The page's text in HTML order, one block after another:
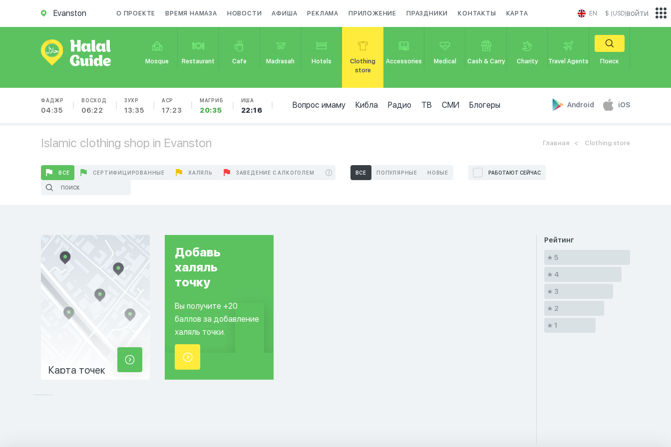
Evanston О ПРОЕКТЕ ВРЕМЯ НАМАЗА НОВОСТИ АФИША РЕКЛАМА ПРИЛОЖЕНИЕ ПРАЗДНИКИ КОНТАКТЫ КАРТА EN $ (USD)
Mosque Restaurant Cafe Madrasah Hotels
Clothing
store
Accessories Medical Cash & Carry Charity Travel Agents Поиск
ФАДЖР
04:35
ВОСХОД
06:22
ЗУХР
13:35
АСР
17:23
МАГРИБ
20:35
ИША
22:16
Вопрос имаму Кибла Радио ТВ СМИ Блогеры Android iOS
войти
Islamic clothing shop in Evanston Главная Clothing store
ВСЕ СЕРТИФИЦИРОВАННЫЕ ХАЛЯЛЬ ЗАВЕДЕНИЕ С АЛКОГОЛЕМ ВСЕ ПОПУЛЯРНЫЕ НОВЫЕ РАБОТАЮТ СЕЙЧАС
Карта точек
Добавь
халяль
точку
Вы получите +20
баллов за добавление
халяль точки.
Рейтинг
5
4
3
2
1